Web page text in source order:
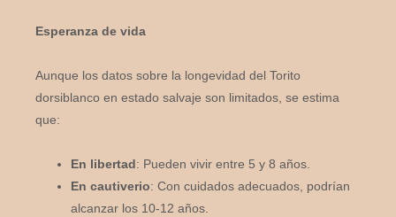
Esperanza de vida
Aunque los datos sobre la longevidad del Torito
dorsiblanco en estado salvaje son limitados, se estima
que:
En libertad: Pueden vivir entre 5 y 8 años.
En cautiverio: Con cuidados adecuados, podrían
alcanzar los 10-12 años.